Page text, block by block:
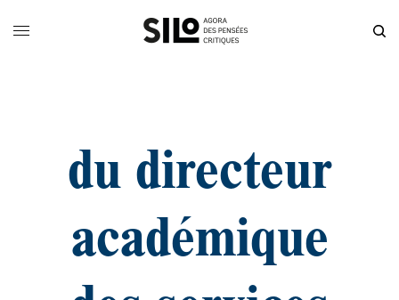
du directeur
académique